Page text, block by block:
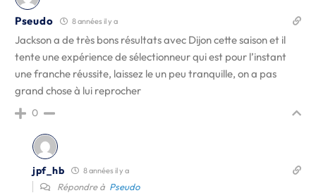
Pseudo 8 années il y a
Jackson a de très bons résultats avec Dijon cette saison et il
tente une expérience de sélectionneur qui est pour l’instant
une franche réussite, laissez le un peu tranquille, on a pas
grand chose à lui reprocher
0
jpf_hb 8 années il y a
Répondre à Pseudo